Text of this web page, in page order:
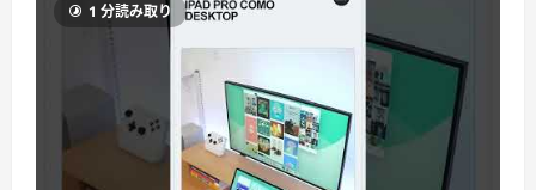
1 分読み取り